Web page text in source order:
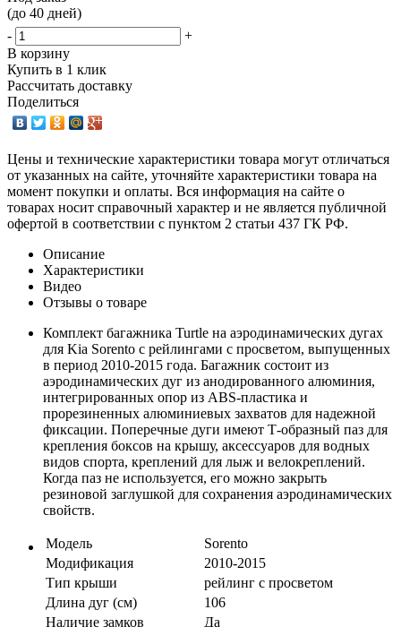
(до 40 дней)
-
+
В корзину
Купить в 1 клик
Рассчитать доставку
Поделиться
Цены и технические характеристики товара могут отличаться
от указанных на сайте, уточняйте характеристики товара на
момент покупки и оплаты. Вся информация на сайте о
товарах носит справочный характер и не является публичной
офертой в соответствии с пунктом 2 статьи 437 ГК РФ.
Описание
Характеристики
Видео
Отзывы о товаре
Комплект багажника Turtle на аэродинамических дугах
для Kia Sorento с рейлингами с просветом, выпущенных
в период 2010-2015 года. Багажник состоит из
аэродинамических дуг из анодированного алюминия,
интегрированных опор из ABS-пластика и
прорезиненных алюминиевых захватов для надежной
фиксации. Поперечные дуги имеют Т-образный паз для
крепления боксов на крышу, аксессуаров для водных
видов спорта, креплений для лыж и велокреплений.
Когда паз не используется, его можно закрыть
резиновой заглушкой для сохранения аэродинамических
свойств.
Модель
Sorento
Модификация
2010-2015
Тип крыши
рейлинг с просветом
Длина дуг (см)
106
Наличие замков
Да